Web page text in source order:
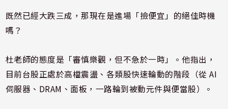
既然已經大跌三成，那現在是進場「撿便宜」的絕佳時機
嗎？
杜老師的態度是「審慎樂觀，但不急於一時」。他指出，
目前台股正處於高檔震盪、各類股快速輪動的階段（從 AI
伺服器、DRAM、面板，一路輪到被動元件與便當股）。